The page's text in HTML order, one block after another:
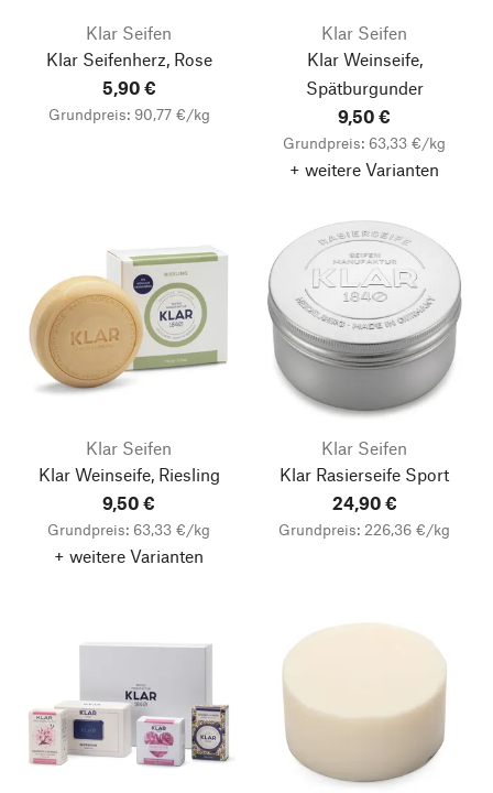
Klar Seifen
Klar Seifenherz, Rose
5,90 €
Grundpreis: 90,77 €/kg
Klar Seifen
Klar Weinseife,
Spätburgunder
9,50 €
Grundpreis: 63,33 €/kg
+ weitere Varianten
Klar Seifen
Klar Weinseife, Riesling
9,50 €
Grundpreis: 63,33 €/kg
+ weitere Varianten
Klar Seifen
Klar Rasierseife Sport
24,90 €
Grundpreis: 226,36 €/kg